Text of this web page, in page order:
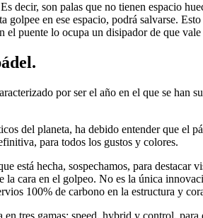
decir, son palas que no tienen espacio
en ese espacio, podrá salvarse.
puente lo ocupa un disipador de que
por ser el año en el que se han
del planeta, ha debido entender que el
para todos los gustos y colores.
está hecha, sospechamos, para
cara en el golpeo. No es la única
100% de carbono en la estructura y